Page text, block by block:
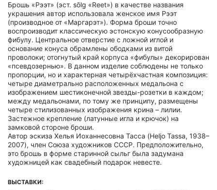
Брошь «Рээт» (эст. sõlg «Reet») в качестве названия
украшения автор использовала женское имя Рээт
(производное от «Маргарэт»). Форма броши точно
воспроизводит классическую эстонскую конусообразную
фибулу. Центральное отверстие с ложной иглой и
основание конуса обрамлены ободками из витой
проволоки; отогнутый край корпуса «фибулы» декорирован
«псевдозернью». В данном изделие соблюдены не только
пропорции, но и характерная четырёхчастная композиция:
четыре диаметрально расположенных медальона с
изображением шестиконечной звезды-розетки в каждом;
между медальонами, по тому же принципу, размещены
четыре стилизованных изображения крина – лилии.
Застежное крепление (латунные игла и крючок) на
замковой стороне броши.
Автор эскиза Хелья Иоханнесовна Тасса (Heljo Tassa, 1938–
2007), член Союза художников СССР. Предположительно,
это брошь в форме старинной сыльг была задумана
художницей как свадебный подарок невесте.
ВЫСТАВКИ: